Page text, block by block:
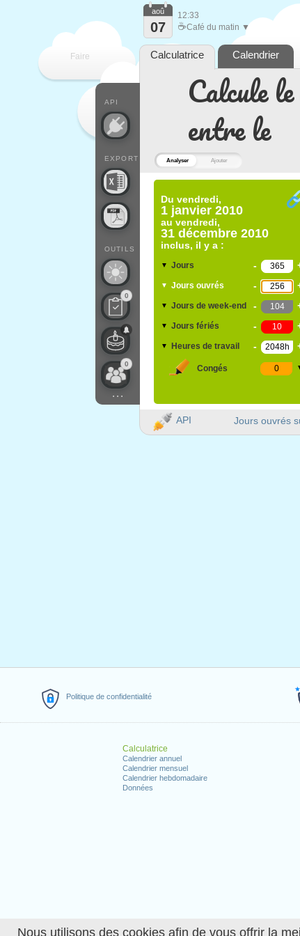
Nous utilisons des cookies afin de vous offrir la
Politique de confidentialité
Calculatrice
Calendrier annuel
Calendrier mensuel
Calendrier hebdomadaire
Données
Analyser Ajouter
Calcule
entre le
Du vendredi,
1 janvier 2010
au vendredi,
31 décembre 2010
inclus, il y a :
▼ Jours -
▼ Jours ouvrés -
▼ Jours de week-end -
▼ Jours fériés -
▼ Heures de travail -
Congés
Faire
API
EXPORT
OUTILS
0
0
...
aoû
07
12:33
☕Café du matin ▼
Calculatrice Calendrier
Jours ouvrés
API